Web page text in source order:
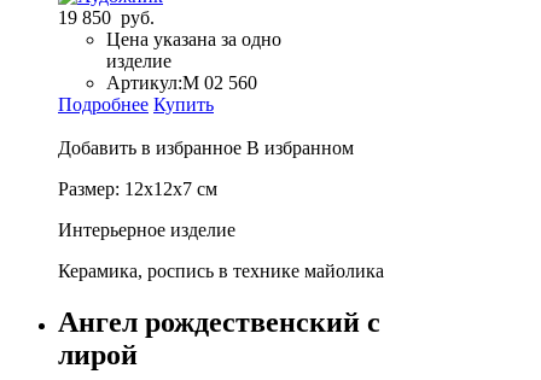
19 850 руб.
Цена указана за одно
изделие
Артикул:М 02 560
Подробнее Купить
Добавить в избранное В избранном
Размер: 12х12х7 см
Интерьерное изделие
Керамика, роспись в технике майолика
Ангел рождественский с
лирой